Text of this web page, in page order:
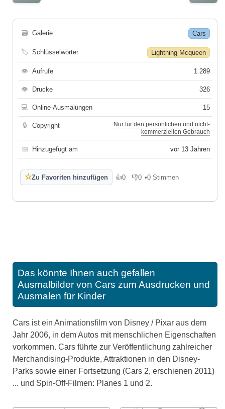
🗃 Galerie Cars
🏷 Schlüsselwörter Lightning Mcqueen
👁 Aufrufe 1 289
👁 Drucke 326
💻 Online-Ausmalungen 15
🔒 Copyright
Nur für den persönlichen und nicht-
kommerziellen Gebrauch
📅 Hinzugefügt am vor 13 Jahren
☆Zu Favoriten hinzufügen 👍0
Gefällt mir
👎0
Gefällt mir nicht
•0 Stimmen
Das könnte Ihnen auch gefallen
Ausmalbilder von Cars zum Ausdrucken und
Ausmalen für Kinder
Cars ist ein Animationsfilm von Disney / Pixar aus dem
Jahr 2006, in dem Autos mit menschlichen Eigenschaften
vorkommen. Cars führte zur Veröffentlichung zahlreicher
Merchandising-Produkte, Attraktionen in den Disney-
Parks sowie einer Fortsetzung (Cars 2, erschienen 2011)
... und Spin-Off-Filmen: Planes 1 und 2.